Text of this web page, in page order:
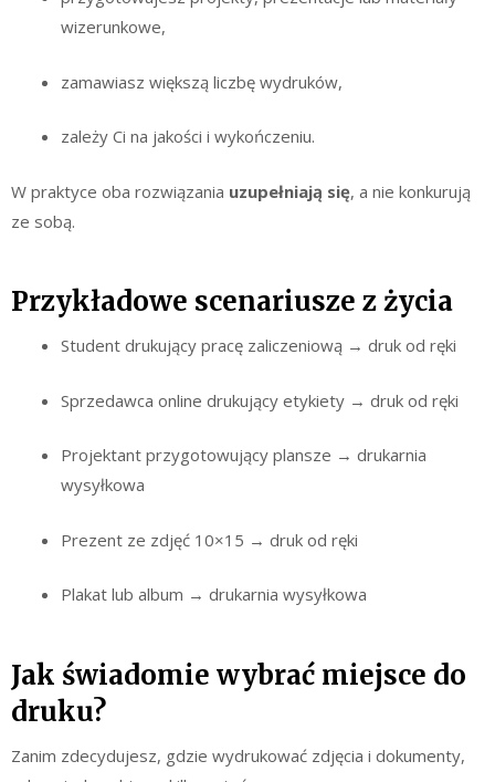
wizerunkowe,
zamawiasz większą liczbę wydruków,
zależy Ci na jakości i wykończeniu.
W praktyce oba rozwiązania uzupełniają się, a nie konkurują
ze sobą.
Przykładowe scenariusze z życia
Student drukujący pracę zaliczeniową → druk od ręki
Sprzedawca online drukujący etykiety → druk od ręki
Projektant przygotowujący plansze → drukarnia
wysyłkowa
Prezent ze zdjęć 10×15 → druk od ręki
Plakat lub album → drukarnia wysyłkowa
Jak świadomie wybrać miejsce do
druku?
Zanim zdecydujesz, gdzie wydrukować zdjęcia i dokumenty,